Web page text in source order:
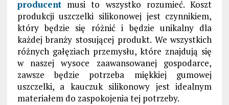
producentmusi to wszystko rozumieć. Koszt
produkcji uszczelki silikonowej jest czynnikiem,
który będzie się różnić i będzie unikalny dla
każdej branży stosującej produkt. We wszystkich
różnych gałęziach przemysłu, które znajdują się
w naszej wysoce zaawansowanej gospodarce,
zawsze będzie potrzeba miękkiej gumowej
uszczelki, a kauczuk silikonowy jest idealnym
materiałem do zaspokojenia tej potrzeby.